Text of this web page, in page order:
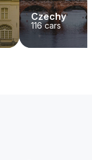
Czechy
116cars